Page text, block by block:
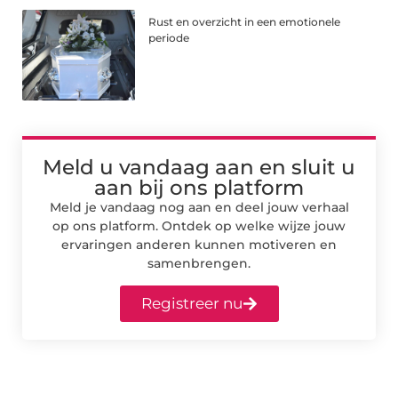
Rust en overzicht in een emotionele
periode
Meld u vandaag aan en sluit u
aan bij ons platform
Meld je vandaag nog aan en deel jouw verhaal
op ons platform. Ontdek op welke wijze jouw
ervaringen anderen kunnen motiveren en
samenbrengen.
Registreer nu